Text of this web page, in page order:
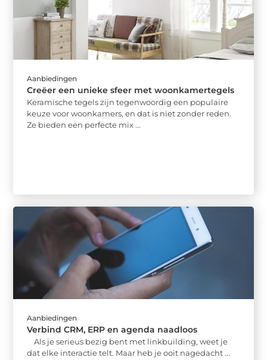
Aanbiedingen
Creëer een unieke sfeer met woonkamertegels
Keramische tegels zijn tegenwoordig een populaire
keuze voor woonkamers, en dat is niet zonder reden.
Ze bieden een perfecte mix ...
Aanbiedingen
Verbind CRM, ERP en agenda naadloos
Als je serieus bezig bent met linkbuilding, weet je
dat elke interactie telt. Maar heb je ooit nagedacht ...